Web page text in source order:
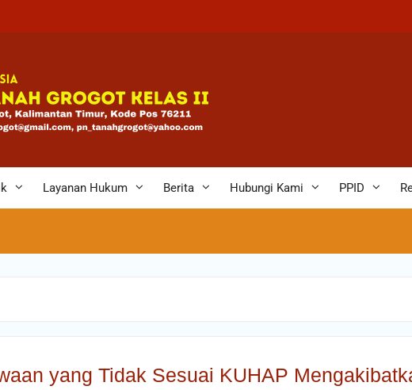
Layanan Hukum Berita Hubungi Kami PPID
yang Tidak Sesuai KUHAP